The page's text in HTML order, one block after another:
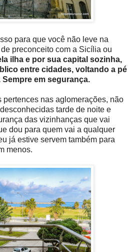
para que você não leve na
preconceito com a Sicília ou
ilha e por sua capital sozinha,
entre cidades, voltando a pé
em segurança.
pertences nas aglomerações, não
tarde de noite e
das vizinhanças que vai
dou para quem vai a qualquer
já estive servem também para
menos.